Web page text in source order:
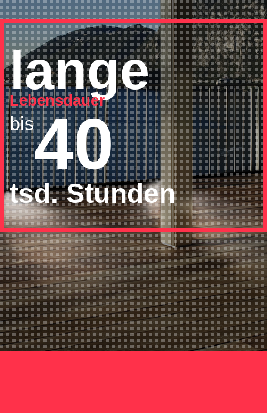
lange
Lebensdauer
bis40
tsd. Stunden